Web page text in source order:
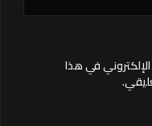
في هذا